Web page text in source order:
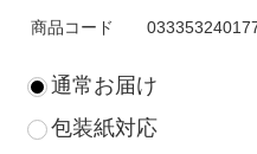
商品コード
通常お届け
包装紙対応